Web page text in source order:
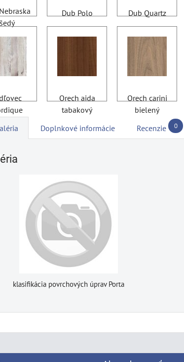
šedý
Dub Polo Dub Quartz
Orech aida
tabakový
Orech carini
bielený
Doplnkové informácie Recenzie 0
klasifikácia povrchových úprav Porta